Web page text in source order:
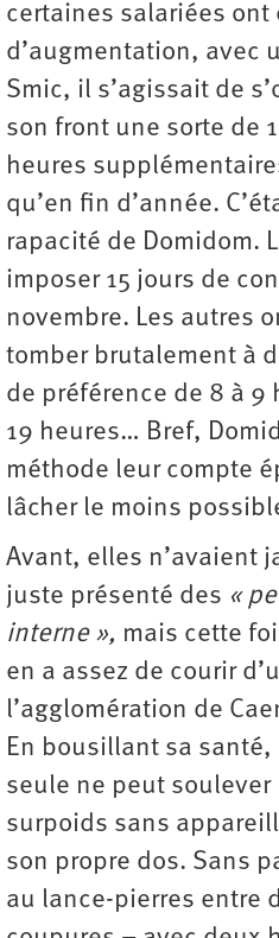
certaines salariées ont
d’augmentation, avec
Smic, il s’agissait de
son front une sorte de
heures
qu’en fin d’année.
rapacité de Domidom.
imposer 15 jours de
novembre. Les autres
tomber brutalement à
de préférence de 8 à 9
19 heures… Bref,
méthode leur compte
lâcher le moins
Avant, elles n’avaient
juste présenté des «
interne », mais cette
en a assez de courir
l’agglomération de
En bousillant sa
seule ne peut
surpoids sans
son propre dos. Sans
au lance-pierres entre